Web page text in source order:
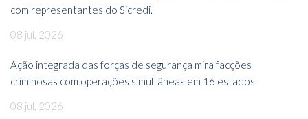
com representantes do Sicredi.
08 jul, 2026
Ação integrada das forças de segurança mira facções
criminosas com operações simultâneas em 16 estados
08 jul, 2026